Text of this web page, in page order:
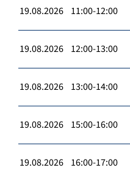
19.08.2026 11:00-12:00
19.08.2026 12:00-13:00
19.08.2026 13:00-14:00
19.08.2026 15:00-16:00
19.08.2026 16:00-17:00